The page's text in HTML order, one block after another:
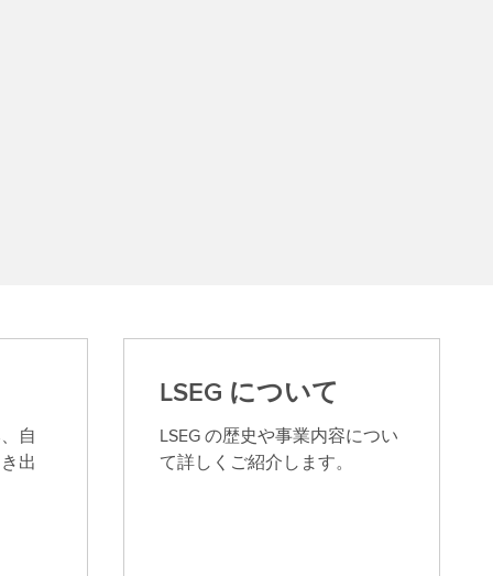
自
出
LSEG について
LSEG の歴史や事業内容につい
て詳しくご紹介します。